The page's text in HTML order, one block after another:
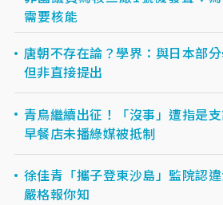
需要核能
唐朝不存在論？學界：與日本部
但非直接提出
青鳥繼續出征！「沒事」遭指是
早餐店未播綠媒被抵制
徐佳青「攜子登東沙島」監院認
嚴格報你知